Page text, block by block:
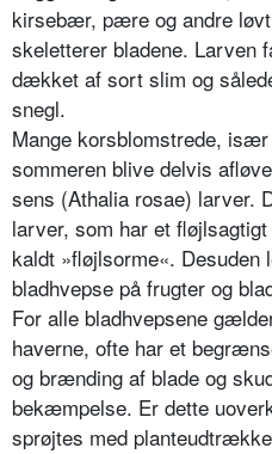
kirsebær, pære og andre
skeletterer bla­dene. Larven
dækket af sort slim og
snegl.
Mange korsblomstrede,
sommeren blive delvis
sens (Athalia rosae) larver.
larver, som har et
kaldt »fløjlsorme«. Desuden
bladhvepse på frugter og
For alle bladhvepsene
haverne, ofte har et
og brænding af blade og
bekæmpelse. Er dette
sprøjtes med